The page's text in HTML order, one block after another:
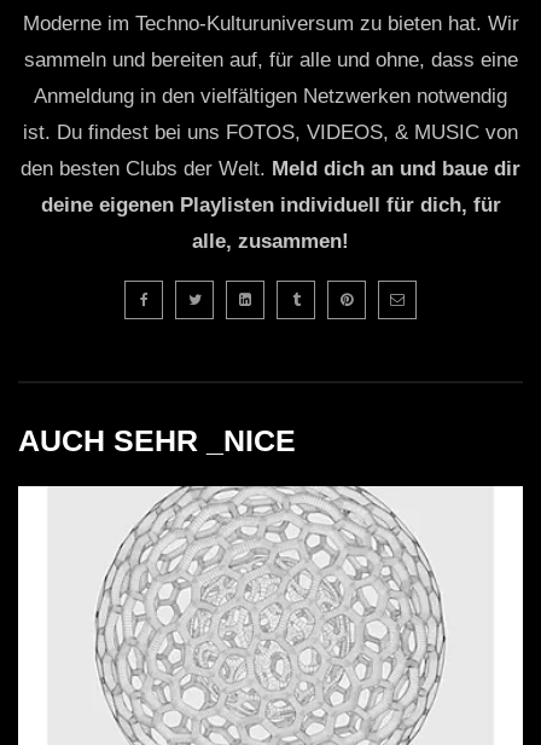
Moderne im Techno-Kulturuniversum zu bieten hat. Wir
sammeln und bereiten auf, für alle und ohne, dass eine
Anmeldung in den vielfältigen Netzwerken notwendig
ist. Du findest bei uns FOTOS, VIDEOS, & MUSIC von
den besten Clubs der Welt. Meld dich an und baue dir
deine eigenen Playlisten individuell für dich, für
alle, zusammen!
AUCH SEHR _NICE